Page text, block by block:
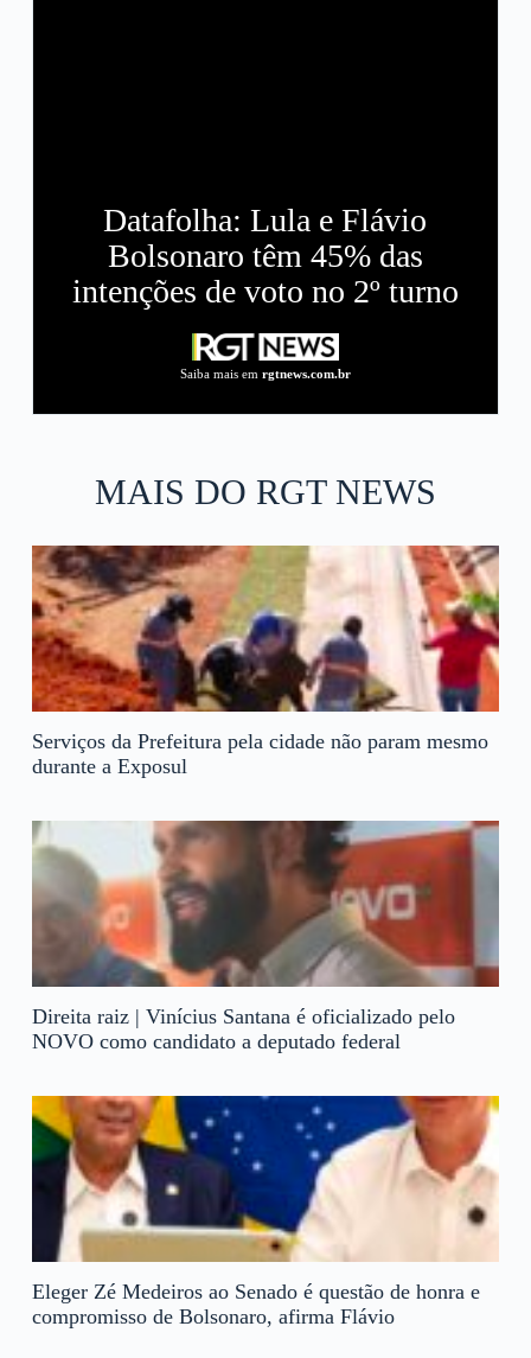
Datafolha: Lula e Flávio
Bolsonaro têm 45% das
intenções de voto no 2º turno
Saiba mais em rgtnews.com.br
MAIS DO RGT NEWS
Serviços da Prefeitura pela cidade não param mesmo
durante a Exposul
Direita raiz | Vinícius Santana é oficializado pelo
NOVO como candidato a deputado federal
Eleger Zé Medeiros ao Senado é questão de honra e
compromisso de Bolsonaro, afirma Flávio